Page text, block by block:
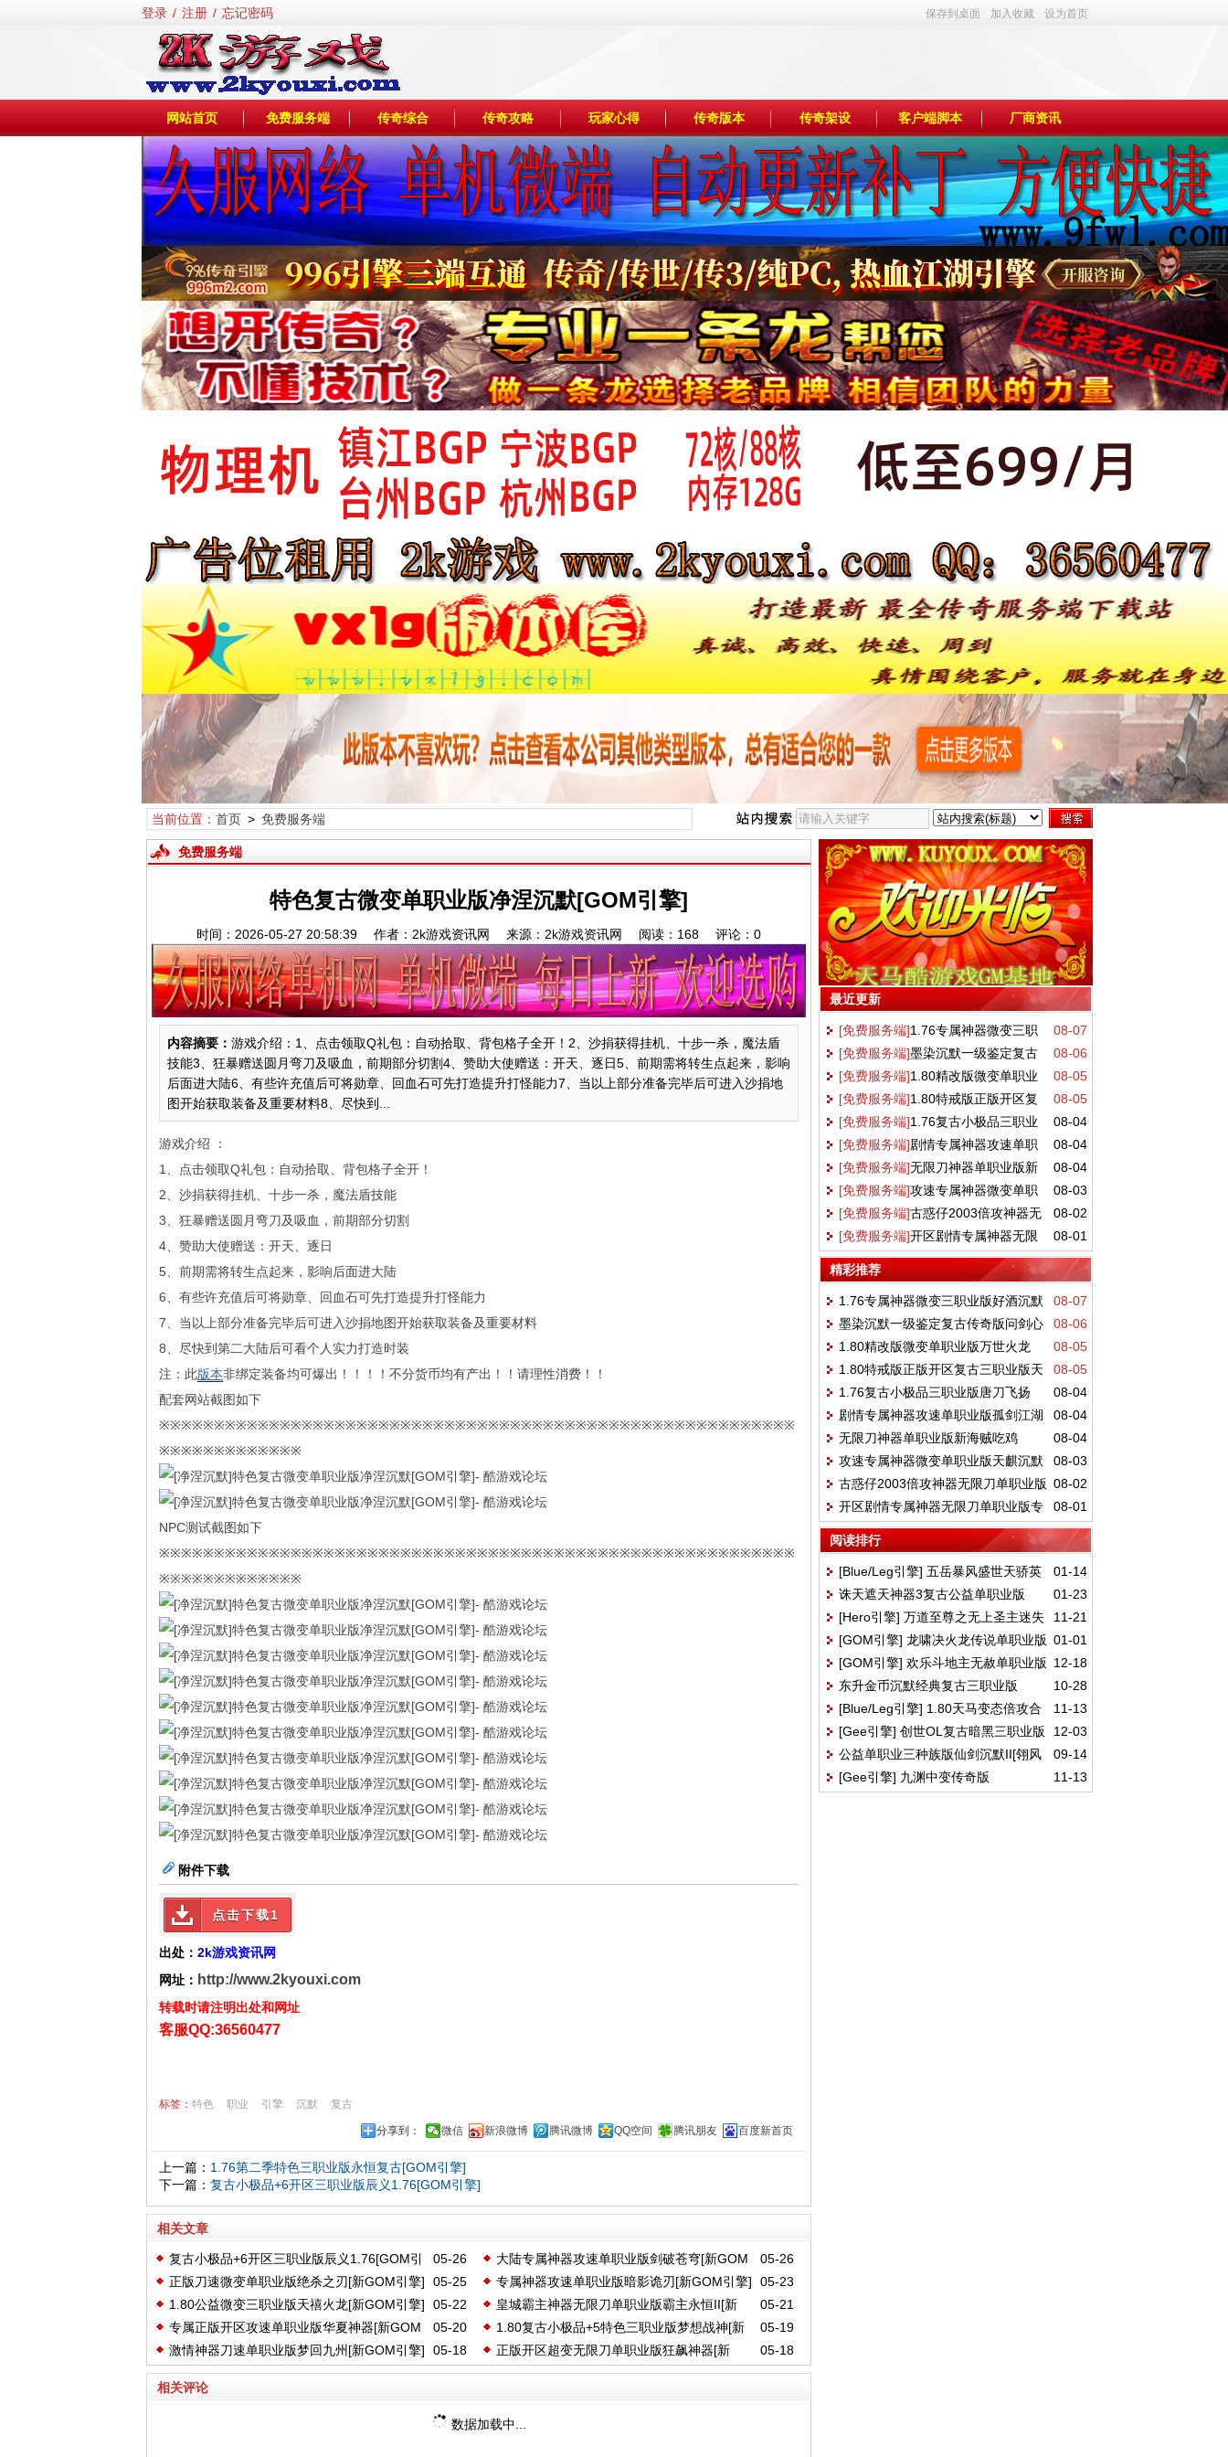
登录 / 注册 / 忘记密码 保存到桌面 加入收藏 设为首页
网站首页 免费服务端 传奇综合 传奇攻略 玩家心得 传奇版本 传奇架设 客户端脚本 厂商资讯
当前位置： 首页 > 免费服务端
免费服务端
特色复古微变单职业版净涅沉默[GOM引擎]
时间：2026-05-27 20:58:39 作者：2k游戏资讯网 来源：2k游戏资讯网 阅读： 168 评论： 0
内容摘要： 游戏介绍：1、点击领取Q礼包：自动拾取、背包格子全开！2、沙捐获得挂机、十步一杀，魔法盾
技能3、狂暴赠送圆月弯刀及吸血，前期部分切割4、赞助大使赠送：开天、逐日5、前期需将转生点起来，影响
后面进大陆6、有些许充值后可将勋章、回血石可先打造提升打怪能力7、当以上部分准备完毕后可进入沙捐地
图开始获取装备及重要材料8、尽快到...
游戏介绍 ：
1、点击领取Q礼包：自动拾取、背包格子全开！
2、沙捐获得挂机、十步一杀，魔法盾技能
3、狂暴赠送圆月弯刀及吸血，前期部分切割
4、赞助大使赠送：开天、逐日
5、前期需将转生点起来，影响后面进大陆
6、有些许充值后可将勋章、回血石可先打造提升打怪能力
7、当以上部分准备完毕后可进入沙捐地图开始获取装备及重要材料
8、尽快到第二大陆后可看个人实力打造时装
注：此版本非绑定装备均可爆出！！！！不分货币均有产出！！请理性消费！！
配套网站截图如下
※※※※※※※※※※※※※※※※※※※※※※※※※※※※※※※※※※※※※※※※※※※※※※※※※※※※※※※※※※
※※※※※※※※※※※※※
NPC测试截图如下
※※※※※※※※※※※※※※※※※※※※※※※※※※※※※※※※※※※※※※※※※※※※※※※※※※※※※※※※※※
※※※※※※※※※※※※※
附件下载
点击下载1
出处： 2k游戏资讯网
网址： http://www.2kyouxi.com
转载时请注明出处和网址
客服QQ:36560477
标签： 特色 职业 引擎 沉默 复古
分享到： 微信 新浪微博 腾讯微博 QQ空间 腾讯朋友 百度新首页
上一篇： 1.76第二季特色三职业版永恒复古[GOM引擎]
下一篇： 复古小极品+6开区三职业版辰义1.76[GOM引擎]
相关文章
05-26
复古小极品+6开区三职业版辰义1.76[GOM引
擎]
05-26
大陆专属神器攻速单职业版剑破苍穹[新GOM
引擎]
05-25
正版刀速微变单职业版绝杀之刃[新GOM引擎] 05-23
专属神器攻速单职业版暗影诡刃[新GOM引擎]
05-22
1.80公益微变三职业版天禧火龙[新GOM引擎] 05-21
皇城霸主神器无限刀单职业版霸主永恒II[新
GOM引擎]
05-20
专属正版开区攻速单职业版华夏神器[新GOM
引擎]
05-19
1.80复古小极品+5特色三职业版梦想战神[新
GOM引擎]
05-18
激情神器刀速单职业版梦回九州[新GOM引擎] 05-18
正版开区超变无限刀单职业版狂飙神器[新
GOM引擎]
相关评论
数据加载中...
最近更新
08-07
[免费服务端]1.76专属神器微变三职
业版好酒沉默II[GOM引擎]
08-06
[免费服务端]墨染沉默一级鉴定复古
传奇版问剑心英雄[翎风引擎]
08-05
[免费服务端]1.80精改版微变单职业
版万世火龙[GOM引擎]
08-05
[免费服务端]1.80特戒版正版开区复
古三职业版天霸战神[GOM引擎]
08-04
[免费服务端]1.76复古小极品三职业
版唐刀飞扬[GOM引擎]
08-04
[免费服务端]剧情专属神器攻速单职
业版孤剑江湖[新GOM引擎]
08-04
[免费服务端]无限刀神器单职业版新
海贼吃鸡[GOM引擎]
08-03
[免费服务端]攻速专属神器微变单职
业版天麒沉默[GOM引擎]
08-02
[免费服务端]古惑仔2003倍攻神器无
限刀单职业版红名至尊[GOM引擎]
08-01
[免费服务端]开区剧情专属神器无限
刀单职业版专属世界[GOM引擎]
精彩推荐
08-07
1.76专属神器微变三职业版好酒沉默
II[GOM引擎]
08-06
墨染沉默一级鉴定复古传奇版问剑心
英雄[翎风引擎]
08-05
1.80精改版微变单职业版万世火龙
[GOM引擎]
08-05
1.80特戒版正版开区复古三职业版天
霸战神[GOM引擎]
08-04
1.76复古小极品三职业版唐刀飞扬
[GOM引擎]
08-04
剧情专属神器攻速单职业版孤剑江湖
[新GOM引擎]
08-04
无限刀神器单职业版新海贼吃鸡
[GOM引擎]
08-03
攻速专属神器微变单职业版天麒沉默
[GOM引擎]
08-02
古惑仔2003倍攻神器无限刀单职业版
红名至尊[GOM引擎]
08-01
开区剧情专属神器无限刀单职业版专
属世界[GOM引擎]
阅读排行
01-14
[Blue/Leg引擎] 五岳暴风盛世天骄英
雄合击版
01-23
诛天遮天神器3复古公益单职业版
[GOM引擎]
11-21
[Hero引擎] 万道至尊之无上圣主迷失
第一季版
01-01
[GOM引擎] 龙啸决火龙传说单职业版
12-18
[GOM引擎] 欢乐斗地主无赦单职业版
10-28
东升金币沉默经典复古三职业版
[GOM引擎]
11-13
[Blue/Leg引擎] 1.80天马变态倍攻合
击版
12-03
[Gee引擎] 创世OL复古暗黑三职业版
09-14
公益单职业三种族版仙剑沉默II[翎风
引擎]
11-13
[Gee引擎] 九渊中变传奇版